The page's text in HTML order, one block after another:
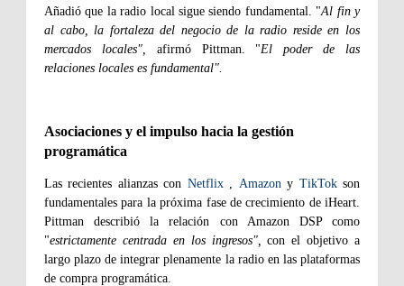
Añadió que la radio local sigue siendo fundamental. "Al fin y
al cabo, la fortaleza del negocio de la radio reside en los
mercados locales",
afirmó Pittman. "El poder de las
relaciones locales es fundamental".
Asociaciones y el impulso hacia la gestión
programática
Las recientes alianzas con Netflix, Amazon y TikTokson
fundamentales para la próxima fase de crecimiento de iHeart.
Pittman describió la relación con Amazon DSP como
"estrictamente centrada en los ingresos",
con el objetivo a
largo plazo de integrar plenamente la radio en las plataformas
de compra programática.